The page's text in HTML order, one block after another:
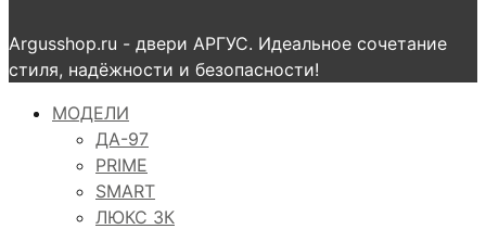
Argusshop.ru - двери АРГУС. Идеальное сочетание
стиля, надёжности и безопасности!
МОДЕЛИ
ДА-97
PRIME
SMART
ЛЮКС 3К